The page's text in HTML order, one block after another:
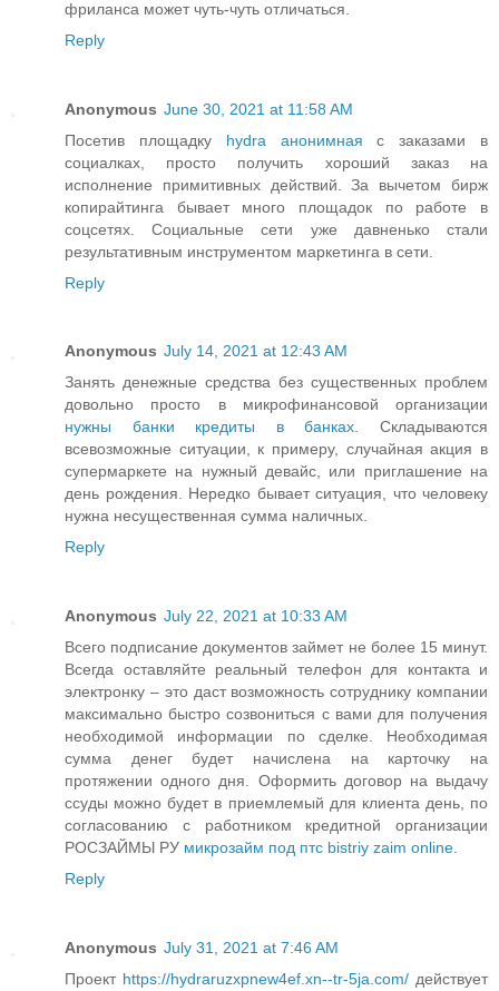
фриланса может чуть-чуть отличаться.
Reply
Anonymous June 30, 2021 at 11:58 AM
Посетив площадку hydra анонимная с заказами в
социалках, просто получить хороший заказ на
исполнение примитивных действий. За вычетом бирж
копирайтинга бывает много площадок по работе в
соцсетях. Социальные сети уже давненько стали
результативным инструментом маркетинга в сети.
Reply
Anonymous July 14, 2021 at 12:43 AM
Занять денежные средства без существенных проблем
довольно просто в микрофинансовой организации
нужны банки кредиты в банках. Складываются
всевозможные ситуации, к примеру, случайная акция в
супермаркете на нужный девайс, или приглашение на
день рождения. Нередко бывает ситуация, что человеку
нужна несущественная сумма наличных.
Reply
Anonymous July 22, 2021 at 10:33 AM
Всего подписание документов займет не более 15 минут.
Всегда оставляйте реальный телефон для контакта и
электронку – это даст возможность сотруднику компании
максимально быстро созвониться с вами для получения
необходимой информации по сделке. Необходимая
сумма денег будет начислена на карточку на
протяжении одного дня. Оформить договор на выдачу
ссуды можно будет в приемлемый для клиента день, по
согласованию с работником кредитной организации
РОСЗАЙМЫ РУ микрозайм под птс bistriy zaim online.
Reply
Anonymous July 31, 2021 at 7:46 AM
Проект https://hydraruzxpnew4ef.xn--tr-5ja.com/ действует